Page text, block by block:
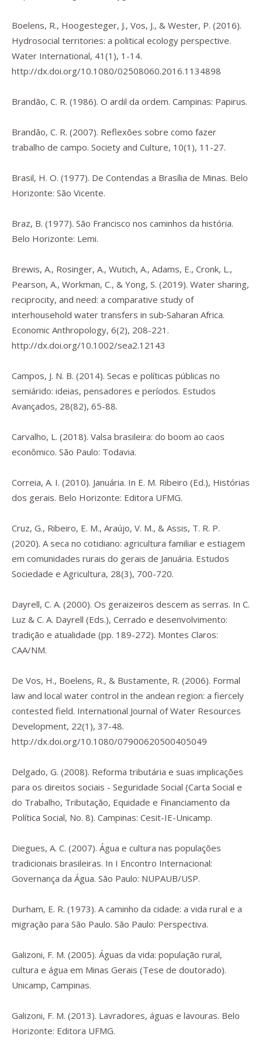
Boelens, R., Hoogesteger, J., Vos, J., & Wester, P. (2016).
Hydrosocial territories: a political ecology perspective.
Water International, 41 (1), 1-14.
http://dx.doi.org/10.1080/02508060.2016.1134898
Brandão, C. R. (1986). O ardil da ordem. Campinas: Papirus.
Brandão, C. R. (2007). Reflexões sobre como fazer
trabalho de campo. Society and Culture, 10(1), 11-27.
Brasil, H. O. (1977). De Contendas a Brasília de Minas. Belo
Horizonte: São Vicente.
Braz, B. (1977). São Francisco nos caminhos da história.
Belo Horizonte: Lemi.
Brewis, A., Rosinger, A., Wutich, A., Adams, E., Cronk, L.,
Pearson, A., Workman, C., & Yong, S. (2019). Water sharing,
reciprocity, and need: a comparative study of
interhousehold water transfers in sub‐Saharan Africa.
Economic Anthropology, 6(2), 208-221.
http://dx.doi.org/10.1002/sea2.12143
Campos, J. N. B. (2014). Secas e políticas públicas no
semiárido: ideias, pensadores e períodos. Estudos
Avançados, 28(82), 65-88.
Carvalho, L. (2018). Valsa brasileira: do boom ao caos
econômico. São Paulo: Todavia.
Correia, A. I. (2010). Januária. In E. M. Ribeiro (Ed.), Histórias
dos gerais. Belo Horizonte: Editora UFMG.
Cruz, G., Ribeiro, E. M., Araújo, V. M., & Assis, T. R. P.
(2020). A seca no cotidiano: agricultura familiar e estiagem
em comunidades rurais do gerais de Januária. Estudos
Sociedade e Agricultura, 28(3), 700-720.
Dayrell, C. A. (2000). Os geraizeiros descem as serras. In C.
Luz & C. A. Dayrell (Eds.), Cerrado e desenvolvimento:
tradição e atualidade (pp. 189-272). Montes Claros:
CAA/NM.
De Vos, H., Boelens, R., & Bustamente, R. (2006). Formal
law and local water control in the andean region: a fiercely
contested field. International Journal of Water Resources
Development, 22(1), 37-48.
http://dx.doi.org/10.1080/07900620500405049
Delgado, G. (2008). Reforma tributária e suas implicações
para os direitos sociais - Seguridade Social (Carta Social e
do Trabalho, Tributação, Equidade e Financiamento da
Política Social, No. 8). Campinas: Cesit-IE-Unicamp.
Diegues, A. C. (2007). Água e cultura nas populações
tradicionais brasileiras. In I Encontro Internacional:
Governança da Água. São Paulo: NUPAUB/USP.
Durham, E. R. (1973). A caminho da cidade: a vida rural e a
migração para São Paulo. São Paulo: Perspectiva.
Galizoni, F. M. (2005). Águas da vida: população rural,
cultura e água em Minas Gerais (Tese de doutorado).
Unicamp, Campinas.
Galizoni, F. M. (2013). Lavradores, águas e lavouras. Belo
Horizonte: Editora UFMG.